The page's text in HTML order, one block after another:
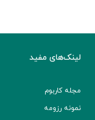
لینک‌های مفید
مجله کاربوم
نمونه رزومه